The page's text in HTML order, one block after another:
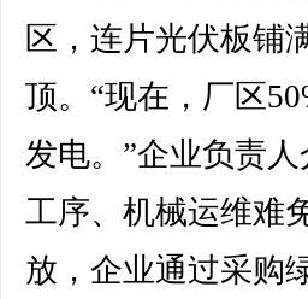
区，连片光伏板铺
顶。“现在，厂区
发电。”企业负责
工序、机械运维难
放，企业通过采购